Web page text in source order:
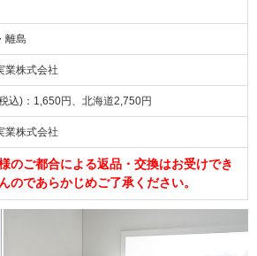
離島
業株式会社
込)：1,650円、北海道2,750円
業株式会社
のご都合による返品・交換はお受けでき
のであらかじめご了承ください。